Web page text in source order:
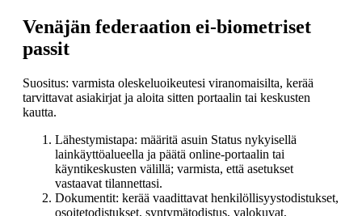
Venäjän federaation ei-biometriset
passit
Suositus: varmista oleskeluoikeutesi viranomaisilta, kerää
tarvittavat asiakirjat ja aloita sitten portaalin tai keskusten
kautta.
Lähestymistapa: määritä asuin Status nykyisellä
lainkäyttöalueella ja päätä online-portaalin tai
käyntikeskusten välillä; varmista, että asetukset
vastaavat tilannettasi.
Dokumentit: kerää vaadittavat henkilöllisyystodistukset,
osoitetodistukset, syntymätodistus, valokuvat,